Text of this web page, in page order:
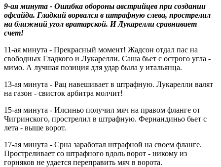
9-ая минута - Ошибка обороны австрийцев при создании
офсайда. Гладкий ворвался в штрафную слева, прострелил
на ближний угол вратарской. И Лукарелли сравнивает
счет!
11-ая минута - Прекрасный момент! Жадсон отдал пас на
свободных Гладкого и Лукарелли. Саша бьет с острого угла -
мимо. А лучшая позиция для удар была у итальянца.
13-ая минута - Рац навешивает в штрафную. Лукарелли валят
на газон - свисток арбитра молчит!
15-ая минута - Илсиньо получил мяч на правом фланге от
Чигринского, прострелил в штрафную. Фернандиньо бьет с
лета - выше ворот.
17-ая минута - Срна заработал штрафной на своем фланге.
Простреливает со штрафного вдоль ворот - никому из
горняков не удается переправить мяч в ворота.